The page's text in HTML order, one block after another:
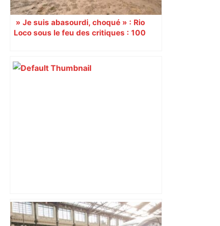
» Je suis abasourdi, choqué » : Rio
Loco sous le feu des critiques : 100
riverains à bout, la mairie se défend
Alliance PS/LFI à Toulouse : Marc